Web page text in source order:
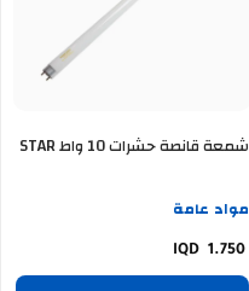
شمعة قانصة حشرات 10 واط STAR
مواد عامة
1.750